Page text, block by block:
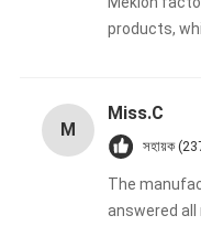
and time
satisfied
products,
M
Miss.C
সহায়ক
The
answered all